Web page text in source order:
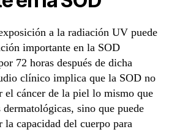
a la radiación UV puede
importante en la SOD
72 horas después de dicha
clínico implica que la SOD no
el cáncer de la piel lo mismo que
dermatológicas, sino que puede
la capacidad del cuerpo para